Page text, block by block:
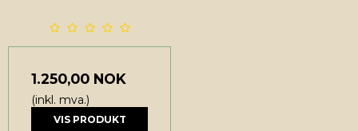
1.250,00 NOK
(inkl. mva.)
VIS PRODUKT